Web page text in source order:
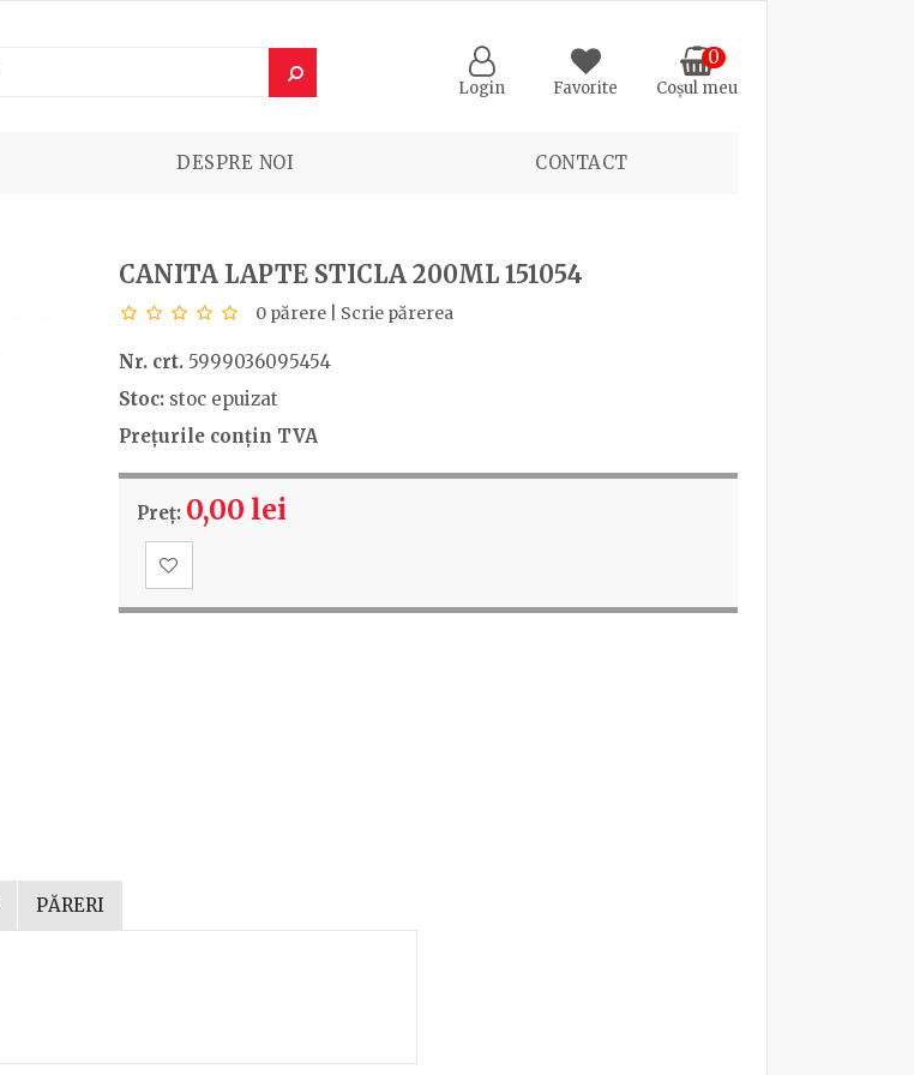
Login
0
Coșul meu
Favorite
DESPRE NOI CONTACT
CANITA LAPTE STICLA 200ML 151054
0 părere| Scrie părerea
Nr. crt.5999036095454
Stoc:stoc epuizat
Prețurile conțin TVA
Preț: 0,00 lei
PĂRERI